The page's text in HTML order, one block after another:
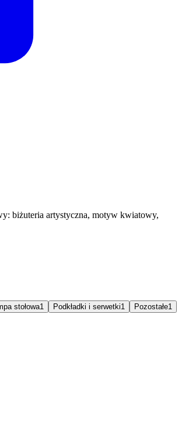
biżuteria artystyczna, motyw kwiatowy,
stołowa1 Podkładki i serwetki1 Pozostałe1